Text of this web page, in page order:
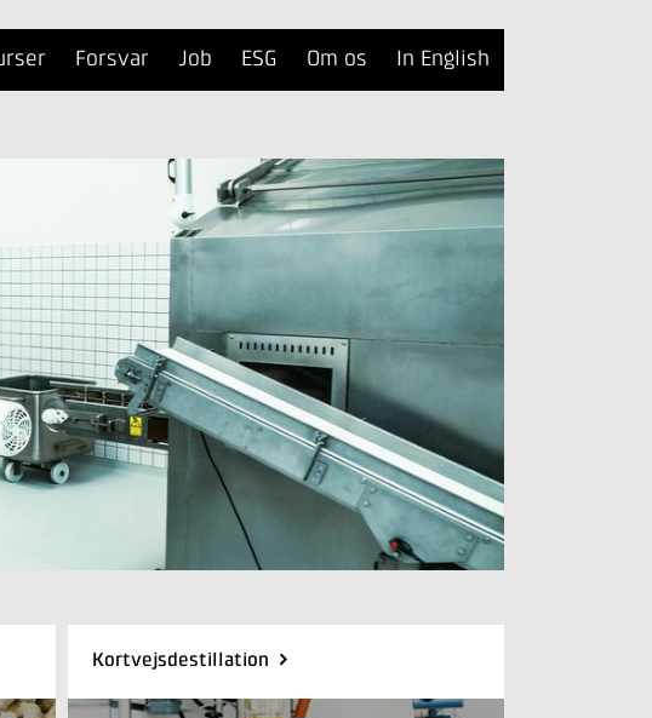
Forsvar Job ESG Om os In English
Kortvejsdestillation